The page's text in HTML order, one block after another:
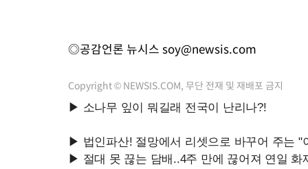
◎공감언론 뉴시스 soy@newsis.com
Copyright © NEWSIS.COM, 무단 전재 및 재배포 금지